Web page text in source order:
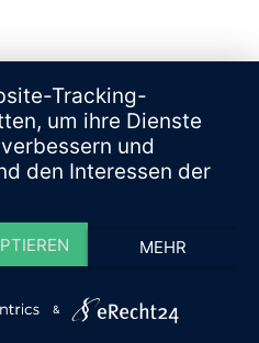
Tracking-
um ihre Dienste
und
den Interessen der
MEHR
&